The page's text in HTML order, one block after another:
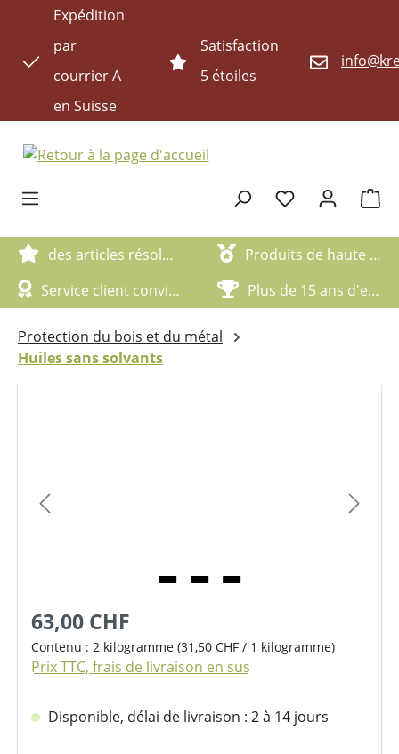
Passer au contenu principal
Expédition
par
courrier A
en Suisse
Satisfaction
5 étoiles
Le
des articles résolument écologiques
Produits de haute qualité
Service client convivial
Plus de 15 ans d'expérience
Protection du bois et du métal
Huiles sans solvants
63,00 CHF
Contenu : 2 kilogramme (31,50 CHF / 1 kilogramme)
Prix TTC, frais de livraison en sus
Disponible, délai de livraison : 2 à 14 jours